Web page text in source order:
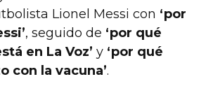
Lionel Messi con ‘por
, seguido de ‘por qué
en La Voz’ y ‘por qué
con la vacuna’.